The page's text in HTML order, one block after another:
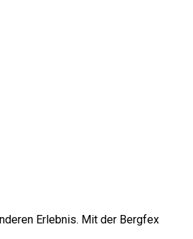
Erlebnis. Mit der Bergfex